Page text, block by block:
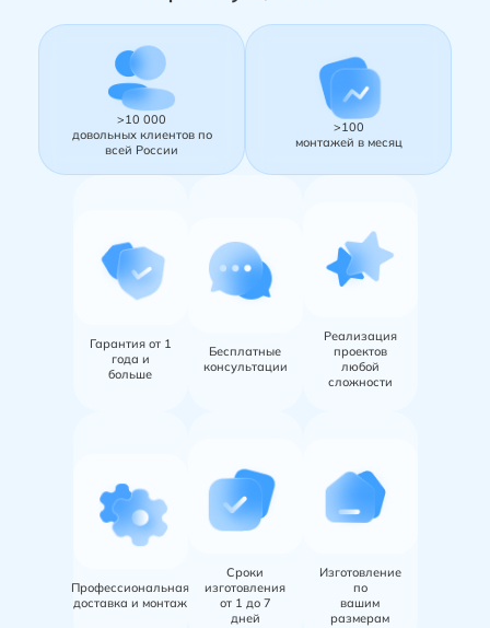
>10 000
довольных клиентов по
всей России
>100
монтажей в месяц
Гарантия от 1
года и
больше
Бесплатные
консультации
Реализация
проектов
любой
сложности
Профессиональная
доставка и монтаж
Сроки
изготовления
от 1 до 7
дней
Изготовление
по
вашим
размерам